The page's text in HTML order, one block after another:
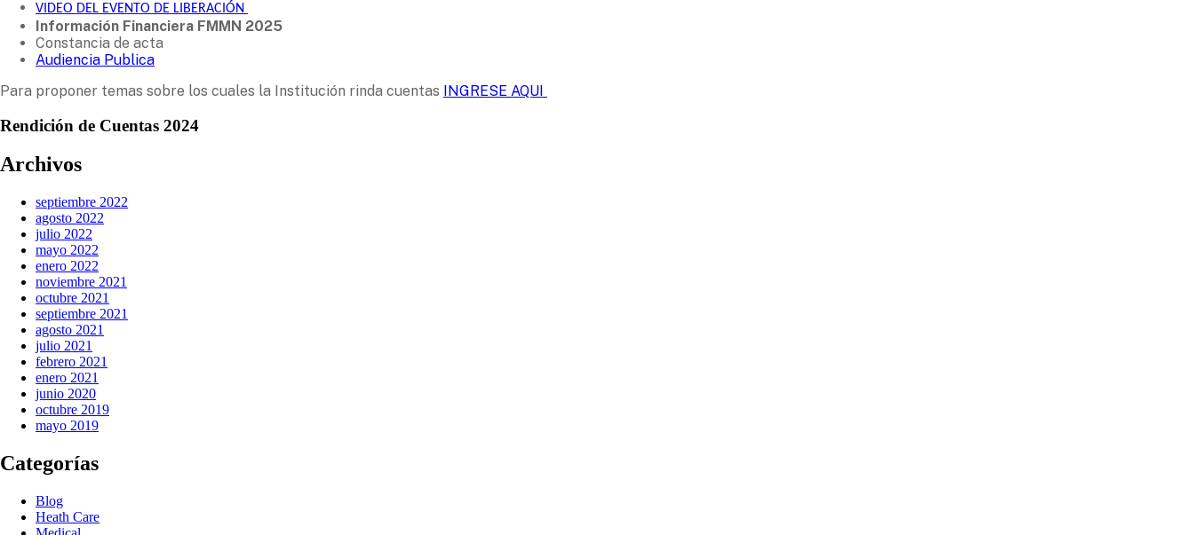
VIDEO DEL EVENTO DE LIBERACIÓN
Información Financiera FMMN 2025
Constancia de acta
Audiencia Publica
Para proponer temas sobre los cuales la Institución rinda cuentas INGRESE AQUI
Rendición de Cuentas 2024
Archivos
septiembre 2022
agosto 2022
julio 2022
mayo 2022
enero 2022
noviembre 2021
octubre 2021
septiembre 2021
agosto 2021
julio 2021
febrero 2021
enero 2021
junio 2020
octubre 2019
mayo 2019
Categorías
Blog
Heath Care